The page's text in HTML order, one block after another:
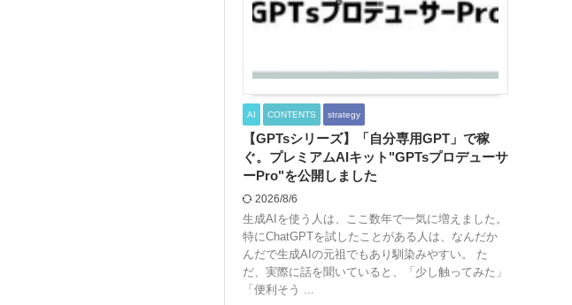
AI CONTENTS strategy
【GPTsシリーズ】「自分専用GPT」で稼
ぐ。プレミアムAIキット"GPTsプロデューサ
ーPro"を公開しました
2026/8/6
生成AIを使う人は、ここ数年で一気に増えました。
特にChatGPTを試したことがある人は、なんだか
んだで生成AIの元祖でもあり馴染みやすい。 た
だ、実際に話を聞いていると、「少し触ってみた」
「便利そう ...